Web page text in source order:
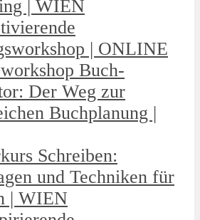
| WIEN
| ONLINE
Buch-
Der Weg zur
Buchplanung |
Schreiben:
und Techniken für
| WIEN